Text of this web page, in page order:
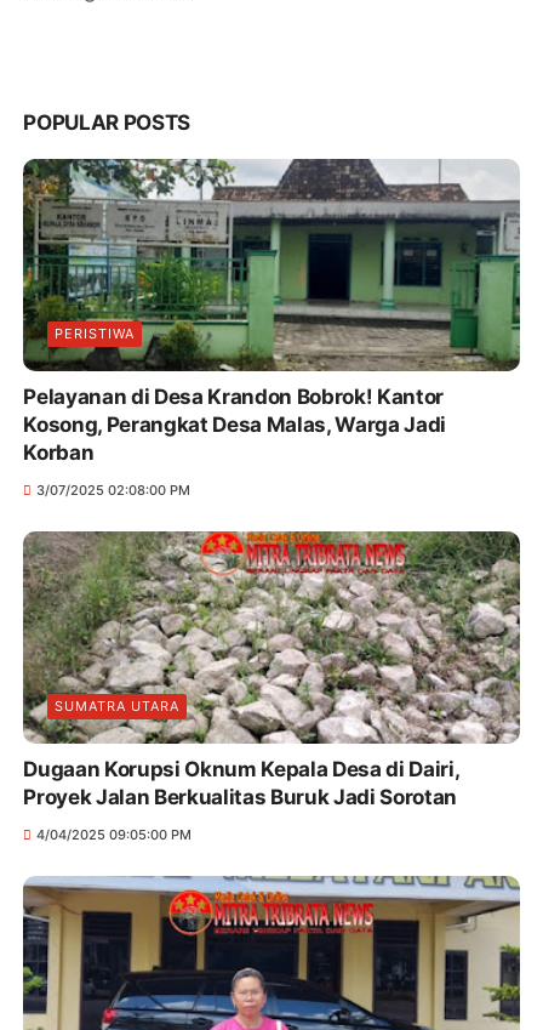
POPULAR POSTS
PERISTIWA
Pelayanan di Desa Krandon Bobrok! Kantor
Kosong, Perangkat Desa Malas, Warga Jadi
Korban
3/07/2025 02:08:00 PM
SUMATRA UTARA
Dugaan Korupsi Oknum Kepala Desa di Dairi,
Proyek Jalan Berkualitas Buruk Jadi Sorotan
4/04/2025 09:05:00 PM